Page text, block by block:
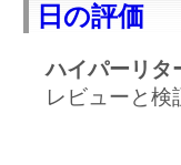
日の評価
ハイパーリタ
レビューと検